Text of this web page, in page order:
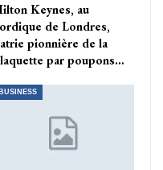
Keynes, au
de Londres,
pionnière de la
par poupons…
BUSINESS